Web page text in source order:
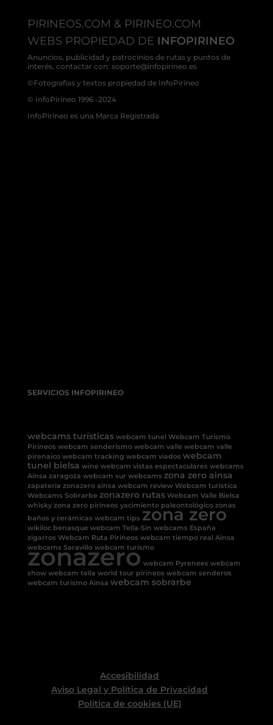
PIRINEOS.COM & PIRINEO.COM
WEBS PROPIEDAD DE INFOPIRINEO
Anuncios, publicidad y patrocinios de rutas y puntos de
interés, contactar con: soporte@infopirineo.es
©Fotografías y textos propiedad de InfoPirineo
© InfoPirineo 1996 -2024
InfoPirineo es una Marca Registrada
SERVICIOS INFOPIRINEO
webcams turísticas webcam tunel Webcam Turismo
Pirineos webcam senderismo webcam valle webcam valle
pirenaico webcam tracking webcam viados webcam
tunel bielsa wine webcam vistas espectaculares webcams
Ainsa zaragoza webcam sur webcams zona zero ainsa
zapateria zonazero ainsa webcam review Webcam turística
Webcams Sobrarbe zonazero rutas Webcam Valle Bielsa
whisky zona zero pirineos yacimiento paleontológico zonas
baños y cerámicas webcam tips zona zero
wikiloc benasque webcam Tella-Sin webcams España
zigarros Webcam Ruta Pirineos webcam tiempo real Ainsa
webcams Saravillo webcam turismo
zonazero webcam Pyrenees webcam
show webcam tella world tour pirineos webcam senderos
webcam turismo Ainsa webcam sobrarbe
Accesibilidad
Aviso Legal y Política de Privacidad
Política de cookies (UE)